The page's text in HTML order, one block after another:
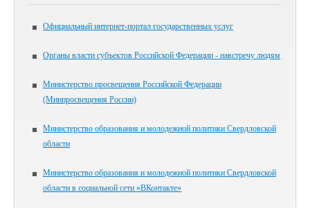
Официальный интернет-портал государственных услуг
Органы власти субъектов Российской Федерации - навстречу людям
Министерство просвещения Российской Федерации
(Минпросвещения России)
Министерство образования и молодежной политики Свердловской
области
Министерство образования и молодежной политики Свердловской
области в социальной сети «ВКонтакте»